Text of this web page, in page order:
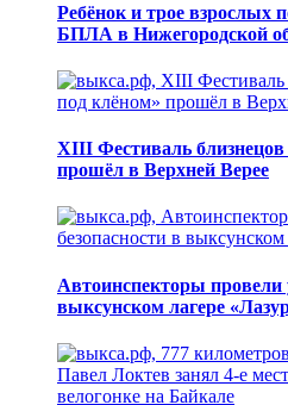
Ребёнок и трое взрослых
БПЛА в Нижегородской
XIII Фестиваль близнецов
прошёл в Верхней Верее
Автоинспекторы провели
выксунском лагере